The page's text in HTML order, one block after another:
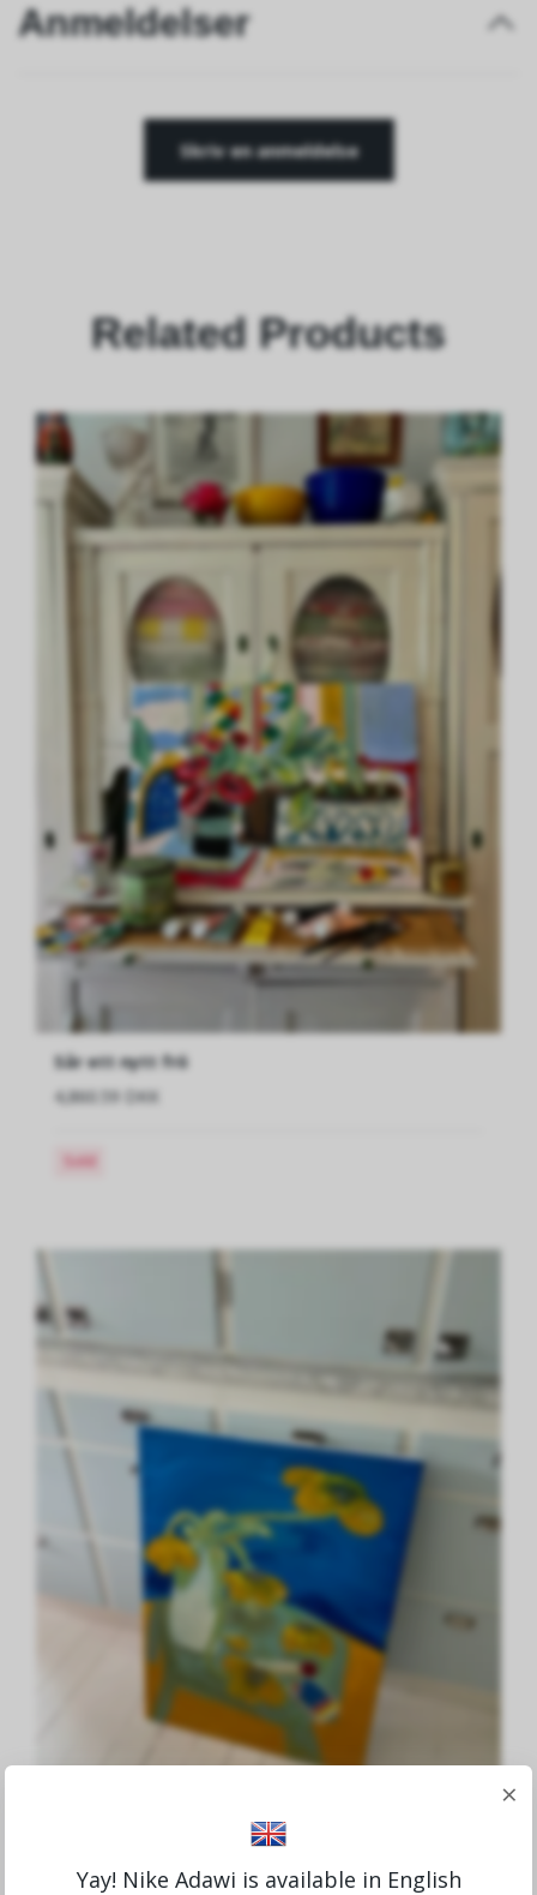
Anmeldelser
Skriv en anmeldelse
Related Products
Sår ett nytt frö
4,860.59 DKK
Sold
×
Yay! Nike Adawi is available in English